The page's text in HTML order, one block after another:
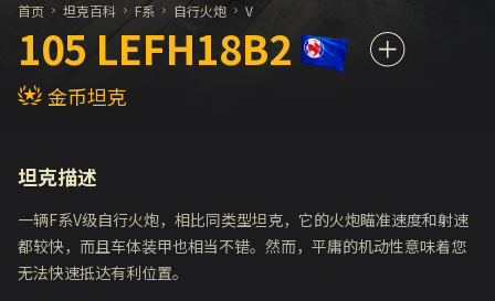
首页 坦克百科 F系 自行火炮 V
105 LEFH18B2
金币坦克
坦克描述
一辆F系V级自行火炮，相比同类型坦克，它的火炮瞄准速度和射速
都较快，而且车体装甲也相当不错。然而，平庸的机动性意味着您
无法快速抵达有利位置。